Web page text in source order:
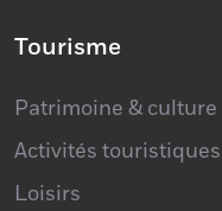
Tourisme
Patrimoine & culture
Activités touristiques
Loisirs